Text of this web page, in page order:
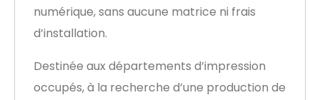
numérique, sans aucune matrice ni frais
d’installation.
Destinée aux départements d’impression
occupés, à la recherche d’une production de